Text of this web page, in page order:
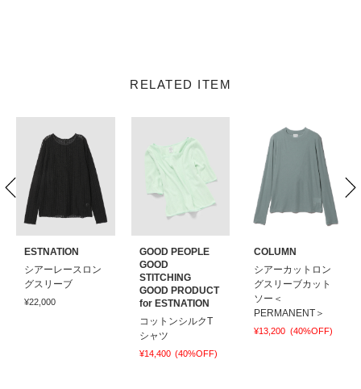
RELATED ITEM
ESTNATION
シアーレースロン
グスリーブ
¥22,000
GOOD PEOPLE
GOOD
STITCHING
GOOD PRODUCT
for ESTNATION
コットンシルクT
シャツ
¥14,400 (40%OFF)
COLUMN
シアーカットロン
グスリーブカット
ソー＜
PERMANENT＞
¥13,200 (40%OFF)